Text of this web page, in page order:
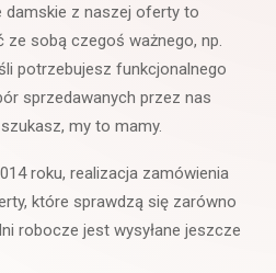
damskie z naszej oferty to
ze sobą czegoś ważnego, np.
potrzebujesz funkcjonalnego
sprzedawanych przez nas
my to mamy.
roku, realizacja zamówienia
które sprawdzą się zarówno
robocze jest wysyłane jeszcze